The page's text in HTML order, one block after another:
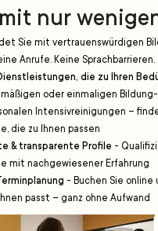
nur
Sie mit vertrauenswürdigen
Anrufe. Keine Sprachbarrieren.
die zu Ihren
oder einmaligen
Intensivreinigungen –
die zu Ihnen passen
& transparente Profile -
mit nachgewiesener Erfahrung
- Buchen Sie online
passt – ganz ohne Aufwand